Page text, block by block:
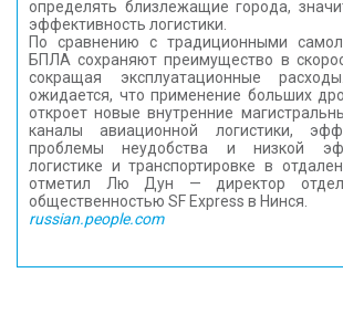
определять близлежащие города,
эффективность логистики.
По сравнению с традиционными
БПЛА сохраняют преимущество в
сокращая эксплуатационные
ожидается, что применение больших
откроет новые внутренние
каналы авиационной логистики,
проблемы неудобства и низкой
логистике и транспортировке в
отметил Лю Дун — директор
общественностью SF Express в Нинся.
russian.people.com